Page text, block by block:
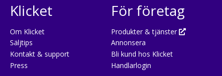
Klicket
Om Klicket
Säljtips
Kontakt & support
Press
För företag
Produkter & tjänster
Annonsera
Bli kund hos Klicket
Handlarlogin